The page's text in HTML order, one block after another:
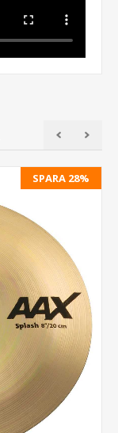
SPARA 28%